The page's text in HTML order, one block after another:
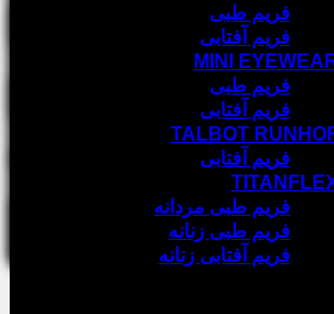
فریم طبی
فریم آفتابی
MINI
فریم طبی
فریم آفتابی
TALBOT
فریم آفتابی
فریم طبی مردانه
فریم طبی زنانه
فریم آفتابی زنانه